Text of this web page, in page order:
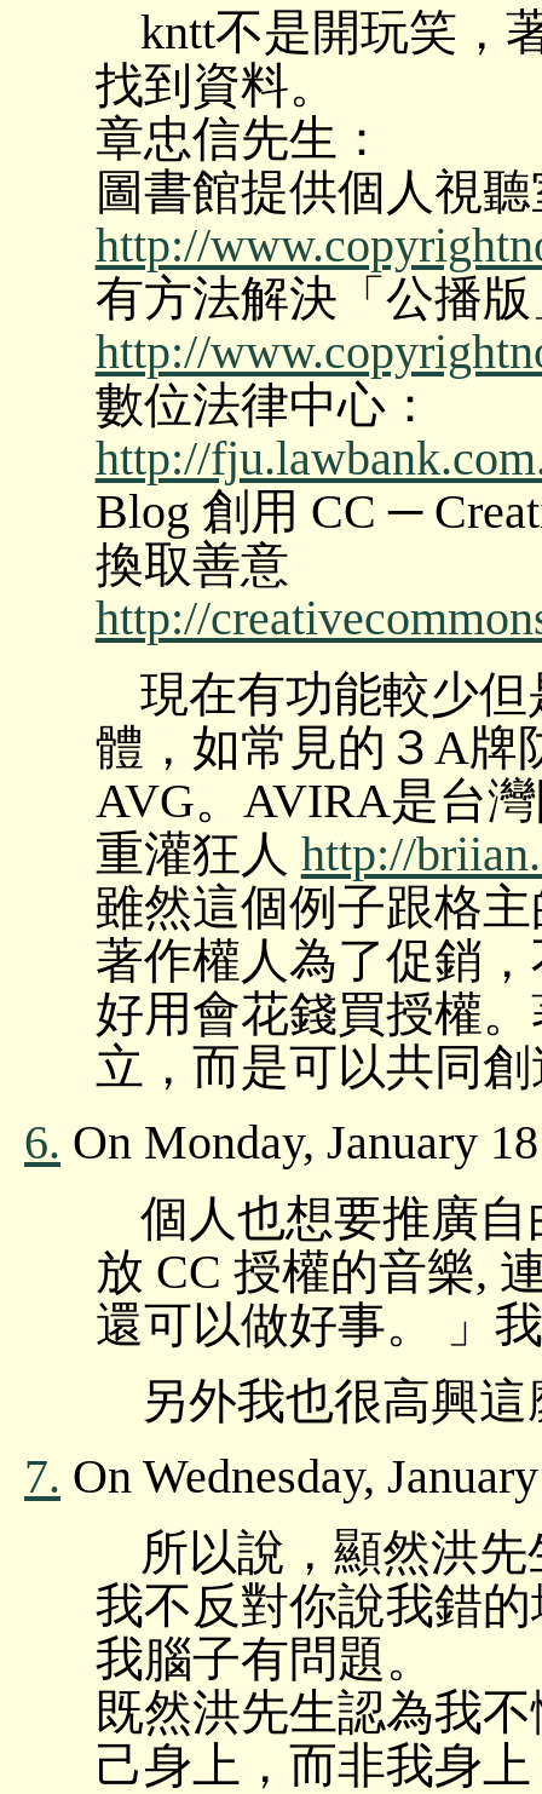
kntt不是開玩笑，
找到資料。
章忠信先生：
圖書館提供個人視
http://
有方法解決「公播
http://
數位法律中心：
http://
Blog 創用 CC ─
換取善意
http://
現在有功能較少
體，如常見的３A牌
AVG。AVIRA是台
重灌狂人 http://
雖然這個例子跟格
著作權人為了促銷
好用會花錢買授權
立，而是可以共同
6. On Monday, January
個人也想要推廣
放 CC 授權的音樂,
還可以做好事。 」
另外我也很高興
7. On Wednesday,
所以說，顯然洪
我不反對你說我錯
我腦子有問題。
既然洪先生認為我
己身上，而非我身